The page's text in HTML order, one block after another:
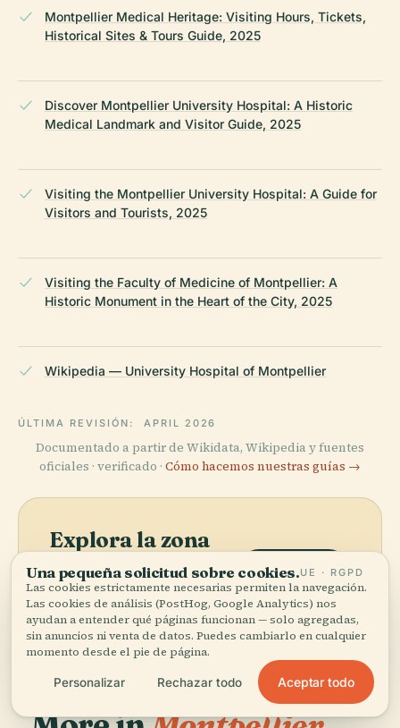
Montpellier Medical Heritage: Visiting Hours, Tickets,
Historical Sites & Tours Guide, 2025
Discover Montpellier University Hospital: A Historic
Medical Landmark and Visitor Guide, 2025
Visiting the Montpellier University Hospital: A Guide for
Visitors and Tourists, 2025
Visiting the Faculty of Medicine of Montpellier: A
Historic Monument in the Heart of the City, 2025
Wikipedia — University Hospital of Montpellier
ÚLTIMA REVISIÓN: APRIL 2026
Documentado a partir de Wikidata, Wikipedia y fuentes
oficiales · verificado · Cómo hacemos nuestras guías →
Explora la zona
Ve Hospital Universitario de
Montpellier en el mapa y
descubre qué hay cerca.
Ver mapa
Una pequeña solicitud sobre cookies.UE · RGPD
Las cookies estrictamente necesarias permiten la navegación.
Las cookies de análisis (PostHog, Google Analytics) nos
ayudan a entender qué páginas funcionan — solo agregadas,
sin anuncios ni venta de datos. Puedes cambiarlo en cualquier
momento desde el pie de página.
Personalizar Rechazar todo Aceptar todo